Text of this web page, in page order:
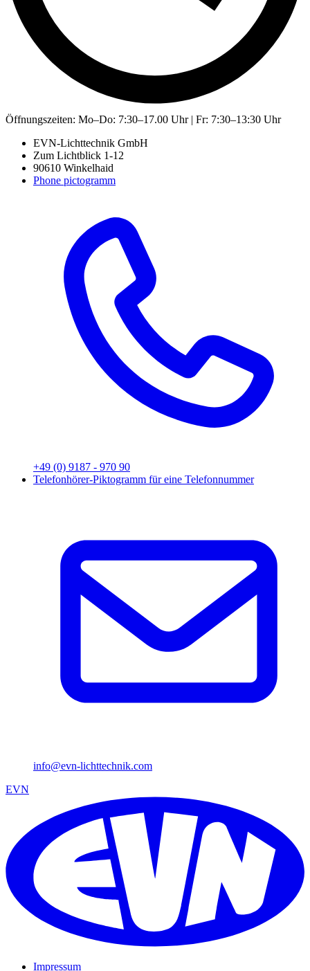
Öffnungszeiten: Mo–Do: 7:30–17.00 Uhr | Fr: 7:30–13:30 Uhr
EVN-Lichttechnik GmbH
Zum Lichtblick 1-12
90610 Winkelhaid
Phone pictogramm
+49 (0) 9187 - 970 90
Telefonhörer-Piktogramm für eine Telefonnummer
info@evn-lichttechnik.com
EVN
Impressum